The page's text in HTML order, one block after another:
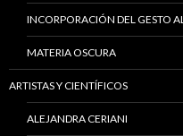
INCORPORACIÓN DEL GESTO
MATERIA OSCURA
ARTISTAS Y CIENTÍFICOS
ALEJANDRA CERIANI